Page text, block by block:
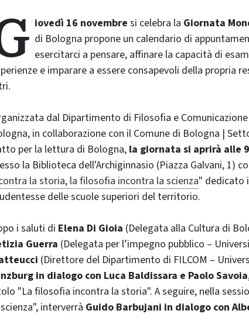
iovedì 16 novembre si celebra la Giornata
di Bologna propone un calendario di
esercitarci a pensare, affinare la capacità di
e imparare a essere consapevoli della propria
dal Dipartimento di Filosofia e
in collaborazione con il Comune di Bologna |
per la lettura di Bologna, la giornata si aprirà alle
la Biblioteca dell'Archiginnasio (Piazza Galvani, 1)
la storia, la filosofia incontra la scienza" dedicato
delle scuole superiori del territorio.
i saluti di Elena Di Gioia (Delegata alla Cultura di
Guerra (Delegata per l’impegno pubblico –
(Direttore del Dipartimento di FILCOM –
in dialogo con Luca Baldissara e Paolo Savoia
"La filosofia incontra la storia". A seguire, nella
interverrà Guido Barbujani in dialogo con